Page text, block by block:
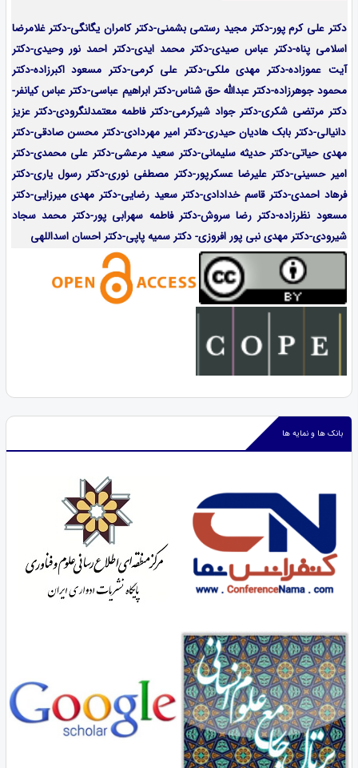
دکتر علی کرم پور-دکتر مجید رستمی بشمنی-دکتر کامران یگانگی-دکتر غلامرضا
اسلامی پناه-دکتر عباس صیدی-دکتر محمد ایدی-دکتر احمد نور وحیدی-دکتر
آیت عموزاده-دکتر مهدی ملکی-دکتر علی کرمی-دکتر مسعود اکبرزاده-دکتر
محمود جوهرزاده-دکتر عبدالله حق شناس-دکتر ابراهیم عباسی-دکتر عباس کیانفر-
دکتر مرتضی شکری-دکتر جواد شیرکرمی-دکتر فاطمه معتمدلنگرودی-دکتر عزیز
دانیالی-دکتر بابک هادیان حیدری-دکتر امیر مهردادی-دکتر محسن صادقی-دکتر
مهدی حیاتی-دکتر حدیثه سلیمانی-دکتر سعید مرعشی-دکتر علی محمدی-دکتر
امیر حسینی-دکتر علیرضا عسکرپور-دکتر مصطفی نوری-دکتر رسول یاری-دکتر
فرهاد احمدی-دکتر قاسم خدادادی-دکتر سعید رضایی-دکتر مهدی میرزایی-دکتر
مسعود نظرزاده-دکتر رضا سروش-دکتر فاطمه سهرابی پور-دکتر محمد سجاد
شیرودی-دکتر مهدی نبی پور افروزی- دکتر سمیه پاپی-دکتر احسان اسداللهی
بانک ها و نمایه ها